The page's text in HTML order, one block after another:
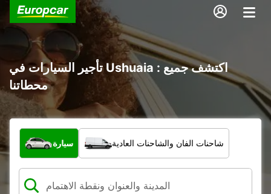
تأجير السيارات في Ushuaia : اكتشف جميع
محطاتنا
ما نوع المركبة؟
سيارة شاحنات الفان والشاحنات العادية